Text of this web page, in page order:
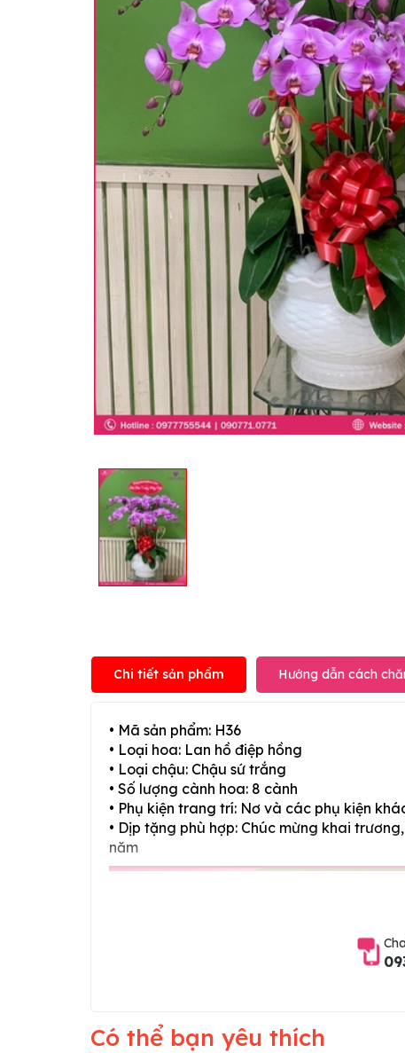
Chi tiết sản phẩm Hướng dẫn cách
• Mã sản phẩm: H36
• Loại hoa: Lan hồ điệp hồng
• Loại chậu: Chậu sứ trắng
• Số lượng cành hoa: 8 cành
• Phụ kiện trang trí: Nơ và các phụ kiện
• Dịp tặng phù hợp: Chúc mừng khai
năm
Có thể bạn yêu thích